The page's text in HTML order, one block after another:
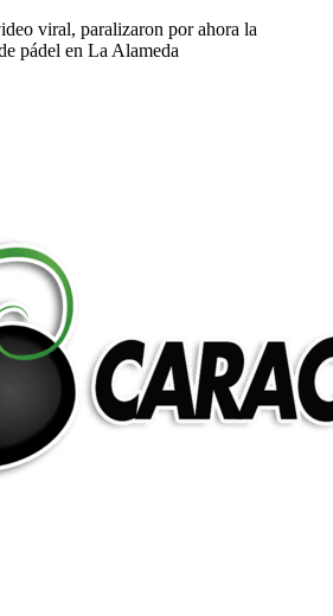
viral, paralizaron por ahora la
pádel en La Alameda